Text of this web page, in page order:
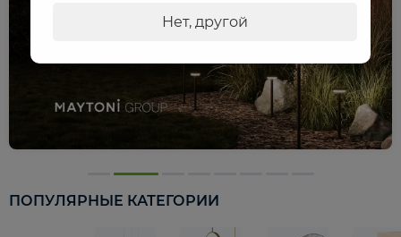
ПОПУЛЯРНЫЕ КАТЕГОРИИ
Нет, другой